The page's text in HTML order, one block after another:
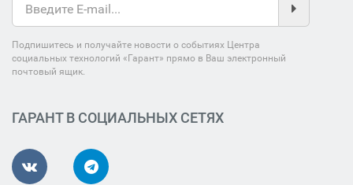
Подпишитесь и получайте новости о событиях Центра
социальных технологий «Гарант» прямо в Ваш электронный
почтовый ящик.
ГАРАНТ В СОЦИАЛЬНЫХ СЕТЯХ